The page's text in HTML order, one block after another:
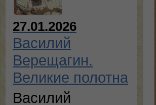
27.01.2026
Василий
Верещагин.
Великие полотна
Василий